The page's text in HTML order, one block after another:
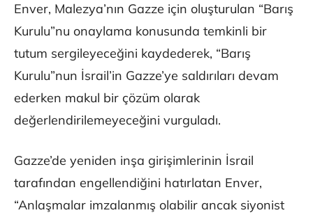
Enver, Malezya’nın Gazze için oluşturulan “Barış
Kurulu”nu onaylama konusunda temkinli bir
tutum sergileyeceğini kaydederek, “Barış
Kurulu”nun İsrail’in Gazze’ye saldırıları devam
ederken makul bir çözüm olarak
değerlendirilemeyeceğini vurguladı.
Gazze’de yeniden inşa girişimlerinin İsrail
tarafından engellendiğini hatırlatan Enver,
“Anlaşmalar imzalanmış olabilir ancak siyonist